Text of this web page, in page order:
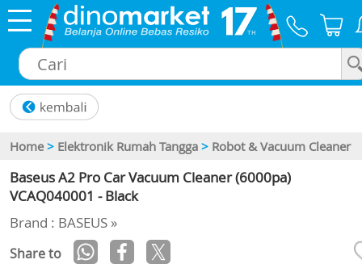
Home > Elektronik Rumah Tangga > Robot & Vacuum Cleaner
Baseus A2 Pro Car Vacuum Cleaner (6000pa)
VCAQ040001 - Black
Brand : BASEUS »
Share to